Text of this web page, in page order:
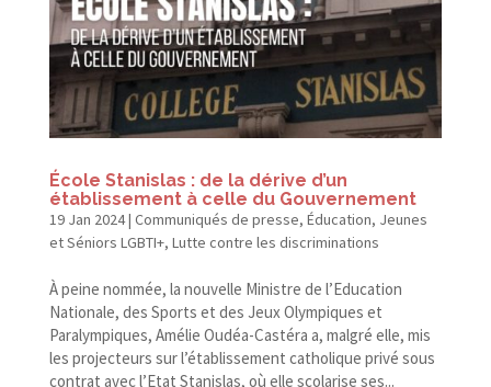
École Stanislas : de la dérive d’un
établissement à celle du Gouvernement
19 Jan 2024| Communiqués de presse, Éducation, Jeunes
et Séniors LGBTI+, Lutte contre les discriminations
À peine nommée, la nouvelle Ministre de l’Education
Nationale, des Sports et des Jeux Olympiques et
Paralympiques, Amélie Oudéa-​Castéra a, malgré elle, mis
les projecteurs sur l’établissement catholique privé sous
contrat avec l’Etat Stanislas, où elle scolarise ses...